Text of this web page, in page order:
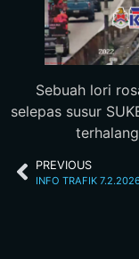
Sebuah lori
selepas susur
PREVIOUS
INFO TRAFIK